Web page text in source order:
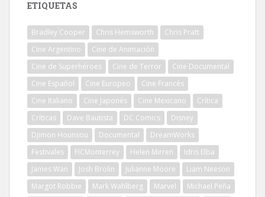
ETIQUETAS
Bradley Cooper Chris Hemsworth
Chris Pratt
Cine Argentino
Cine de Animación
Cine de Superhéroes
Cine de Terror
Cine Documental
Cine Español
Cine Europeo
Cine Francés
Cine Italiano
Cine Japonés Cine Mexicano
Crítica
Críticas
Dave Bautista DC Comics
Disney
Djimon Hounsou
Documental
DreamWorks
Festivales
FICMonterrey Helen Mirren
Idris Elba
James Wan
Josh Brolin Julianne Moore
Liam Neeson
Margot Robbie
Mark Wahlberg Marvel Michael Peña